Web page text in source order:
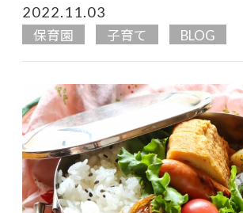
2022.11.03
保育園 子育て BLOG